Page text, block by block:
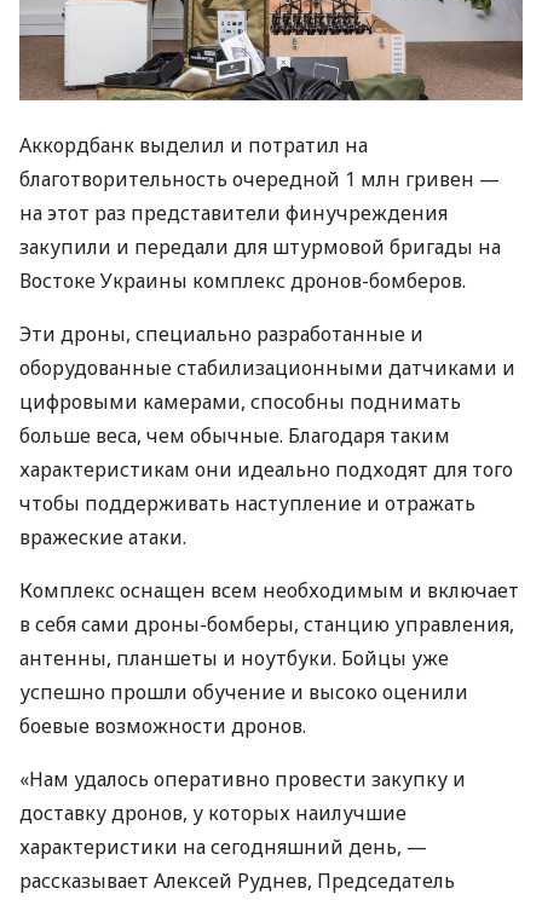
Аккордбанк выделил и потратил на
благотворительность очередной 1 млн гривен —
на этот раз представители финучреждения
закупили и передали для штурмовой бригады на
Востоке Украины комплекс дронов-бомберов.
Эти дроны, специально разработанные и
оборудованные стабилизационными датчиками и
цифровыми камерами, способны поднимать
больше веса, чем обычные. Благодаря таким
характеристикам они идеально подходят для того
чтобы поддерживать наступление и отражать
вражеские атаки.
Комплекс оснащен всем необходимым и включает
в себя сами дроны-бомберы, станцию ​​управления,
антенны, планшеты и ноутбуки. Бойцы уже
успешно прошли обучение и высоко оценили
боевые возможности дронов.
«Нам удалось оперативно провести закупку и
доставку дронов, у которых наилучшие
характеристики на сегодняшний день, —
рассказывает Алексей Руднев, Председатель